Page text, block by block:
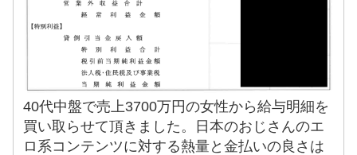
40代中盤で売上3700万円の女性から給与明細を
買い取らせて頂きました。日本のおじさんのエ
ロ系コンテンツに対する熱量と金払いの良さは